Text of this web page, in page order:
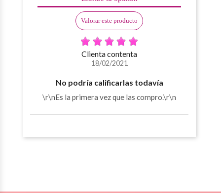
Valorar este producto
Clienta contenta
18/02/2021
No podría calificarlas todavía
\r\nEs la primera vez que las compro.\r\n